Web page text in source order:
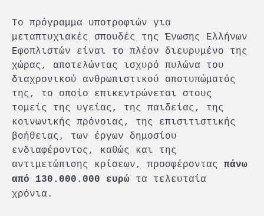
Το πρόγραμμα υποτροφιών για
μεταπτυχιακές σπουδές της Ένωσης Ελλήνων
Εφοπλιστών είναι το πλέον διευρυμένο της
χώρας, αποτελώντας ισχυρό πυλώνα του
διαχρονικού ανθρωπιστικού αποτυπώματός
της, το οποίο επικεντρώνεται στους
τομείς της υγείας, της παιδείας, της
κοινωνικής πρόνοιας, της επισιτιστικής
βοήθειας, των έργων δημοσίου
ενδιαφέροντος, καθώς και της
αντιμετώπισης κρίσεων, προσφέροντας
πάνω
από 130.000.000 ευρώ τα τελευταία
χρόνια.